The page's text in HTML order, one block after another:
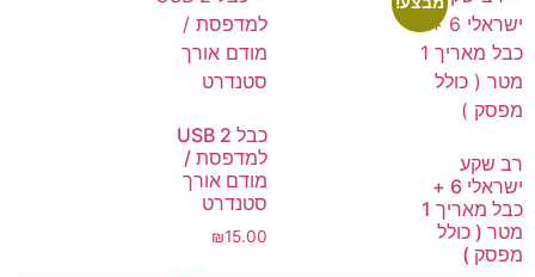
רב שקע
ישראלי 6 +
כבל מאריך 1
מטר ( כולל
מפסק )
כבל 2 USB
למדפסת /
מודם אורך
סטנדרט
₪15.00